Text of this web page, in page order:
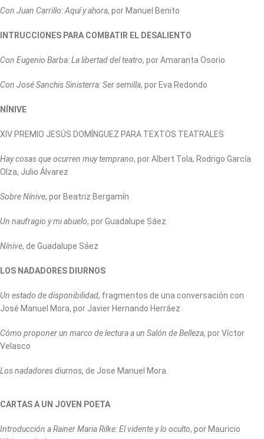
Con Juan Carrillo: Aquí y ahora, por Manuel Benito
INTRUCCIONES PARA COMBATIR EL DESALIENTO
Con Eugenio Barba: La libertad del teatro, por Amaranta Osorio
Con José Sanchis Sinisterra: Ser semilla, por Eva Redondo
NÍNIVE
XIV PREMIO JESÚS DOMÍNGUEZ PARA TEXTOS TEATRALES
Hay cosas que ocurren muy temprano, por Albert Tola, Rodrigo García
Olza, Julio Álvarez
Sobre Nínive, por Beatriz Bergamín
Un naufragio y mi abuelo, por Guadalupe Sáez
Nínive, de Guadalupe Sáez
LOS NADADORES DIURNOS
Un estado de disponibilidad, fragmentos de una conversación con
José Manuel Mora, por Javier Hernando Herráez
Cómo proponer un marco de lectura a un Salón de Belleza, por Víctor
Velasco
Los nadadores diurnos, de Jose Manuel Mora
CARTAS A UN JOVEN POETA
Introducción a Rainer Maria Rilke: El vidente y lo oculto, por Mauricio